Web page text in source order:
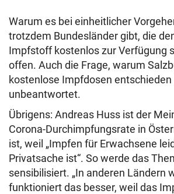
Warum es bei einheitlicher
trotzdem Bundesländer gibt, die
Impfstoff kostenlos zur Verfügung
offen. Auch die Frage, warum
kostenlose Impfdosen entschieden
unbeantwortet.
Übrigens: Andreas Huss ist der
Corona-Durchimpfungsrate in
ist, weil „Impfen für Erwachsene
Privatsache ist“. So werde das
sensibilisiert. „In anderen Ländern
funktioniert das besser, weil das